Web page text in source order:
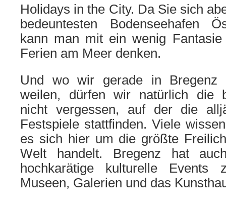
Holidays in the City. Da Sie sich
bedeuntesten Bodenseehafen
kann man mit ein wenig
Ferien am Meer denken.
Und wo wir gerade in Bregenz
weilen, dürfen wir natürlich die
nicht vergessen, auf der die
Festspiele stattfinden. Viele
es sich hier um die größte
Welt handelt. Bregenz hat
hochkarätige kulturelle Events
Museen, Galerien und das